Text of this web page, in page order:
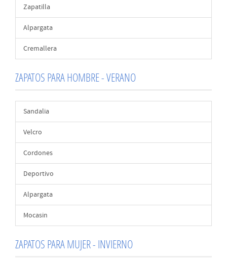
Zapatilla
Alpargata
Cremallera
ZAPATOS PARA HOMBRE - VERANO
Sandalia
Velcro
Cordones
Deportivo
Alpargata
Mocasin
ZAPATOS PARA MUJER - INVIERNO